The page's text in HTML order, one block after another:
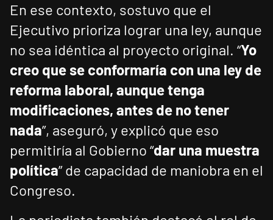
En ese contexto, sostuvo que el
Ejecutivo prioriza lograr una ley, aunque
no sea idéntica al proyecto original. “Yo
creo que se conformaría con una ley de
reforma laboral, aunque tenga
modificaciones, antes de no tener
nada”, aseguró, y explicó que eso
permitiría al Gobierno “dar una muestra
política” de capacidad de maniobra en el
Congreso.